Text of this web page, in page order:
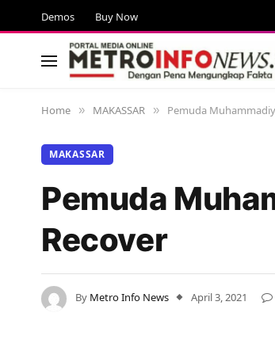
Demos Buy Now
Home » MAKASSAR » Pemuda
MAKASSAR
Pemuda
Recover
By Metro Info News April 3, 2021